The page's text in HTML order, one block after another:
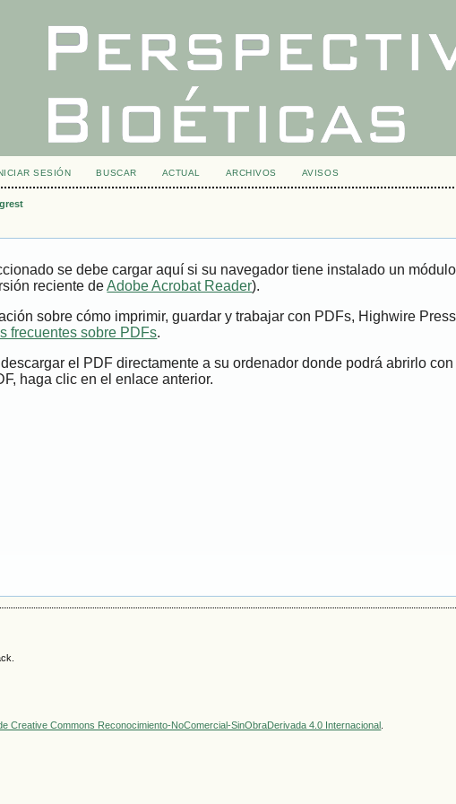
SESIÓN BUSCAR ACTUAL ARCHIVOS AVISOS
se debe cargar aquí si su navegador tiene instalado un
reciente deAdobe Acrobat Reader).
sobre cómo imprimir, guardar y trabajar con PDFs, Highwire
frecuentes sobre PDFs.
el PDF directamente a su ordenador donde podrá abrirlo
haga clic en el enlace anterior.
Creative Commons Reconocimiento-NoComercial-SinObraDerivada 4.0 Internacional